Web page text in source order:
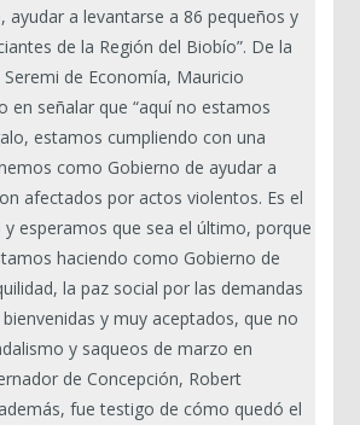
ayudar a levantarse a 86 pequeños y
de la Región del Biobío”. De la
de Economía, Mauricio
en señalar que “aquí no estamos
estamos cumpliendo con una
como Gobierno de ayudar a
afectados por actos violentos. Es el
esperamos que sea el último, porque
haciendo como Gobierno de
la paz social por las demandas
y muy aceptados, que no
y saqueos de marzo en
de Concepción, Robert
fue testigo de cómo quedó el